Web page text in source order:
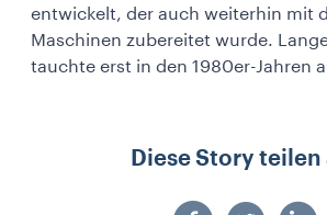
entwickelt, der auch weiterhin mit
Maschinen zubereitet wurde.
tauchte erst in den 1980er-Jahren
Diese Story teilen